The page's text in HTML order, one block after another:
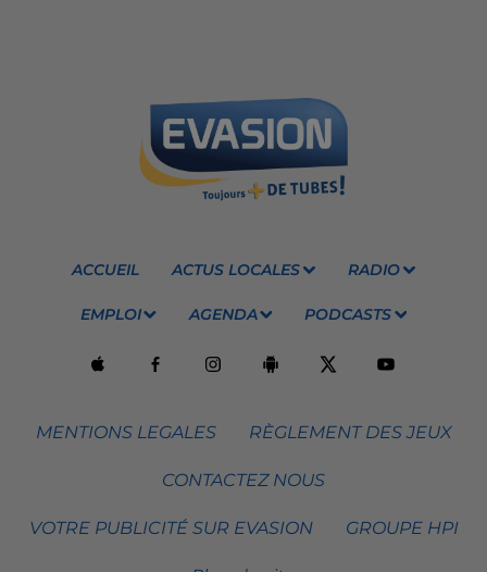
ACCUEIL ACTUS LOCALES RADIO
EMPLOI AGENDA PODCASTS
MENTIONS LEGALES RÈGLEMENT DES JEUX
CONTACTEZ NOUS
VOTRE PUBLICITÉ SUR EVASION GROUPE HPI